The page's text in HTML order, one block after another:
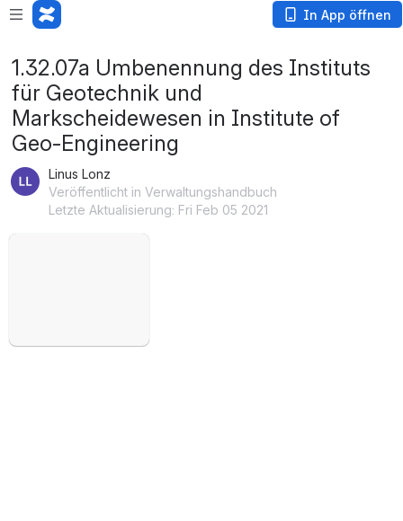
In App öffnen
1.32.07a Umbenennung des Instituts
für Geotechnik und
Markscheidewesen in Institute of
Geo-Engineering
Linus Lonz
Veröffentlicht in Verwaltungshandbuch
Letzte Aktualisierung: Fri Feb 05 2021